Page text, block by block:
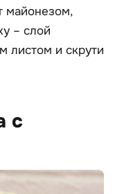
майонезом,
– слой
листом и скрути
с